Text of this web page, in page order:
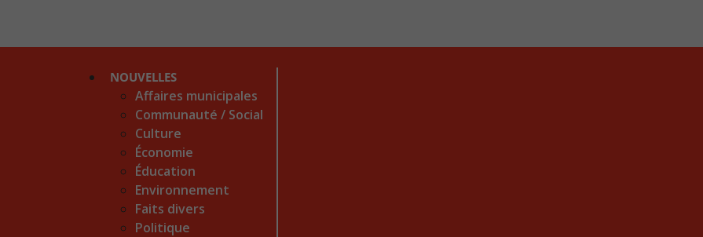
NOUVELLES
Affaires municipales
Communauté / Social
Culture
Économie
Éducation
Environnement
Faits divers
Politique